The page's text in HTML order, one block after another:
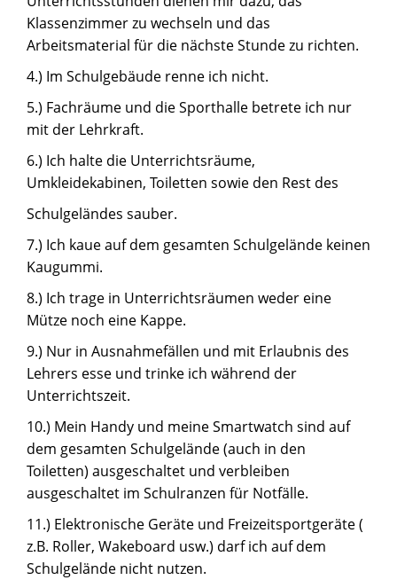
Klassenzimmer zu wechseln und das
Arbeitsmaterial für die nächste Stunde zu richten.
4.) Im Schulgebäude renne ich nicht.
5.) Fachräume und die Sporthalle betrete ich nur
mit der Lehrkraft.
6.) Ich halte die Unterrichtsräume,
Umkleidekabinen, Toiletten sowie den Rest des
Schulgeländes sauber.
7.) Ich kaue auf dem gesamten Schulgelände keinen
Kaugummi.
8.) Ich trage in Unterrichtsräumen weder eine
Mütze noch eine Kappe.
9.) Nur in Ausnahmefällen und mit Erlaubnis des
Lehrers esse und trinke ich während der
Unterrichtszeit.
10.) Mein Handy und meine Smartwatch sind auf
dem gesamten Schulgelände (auch in den
Toiletten) ausgeschaltet und verbleiben
ausgeschaltet im Schulranzen für Notfälle.
11.) Elektronische Geräte und Freizeitsportgeräte (
z.B. Roller, Wakeboard usw.) darf ich auf dem
Schulgelände nicht nutzen.